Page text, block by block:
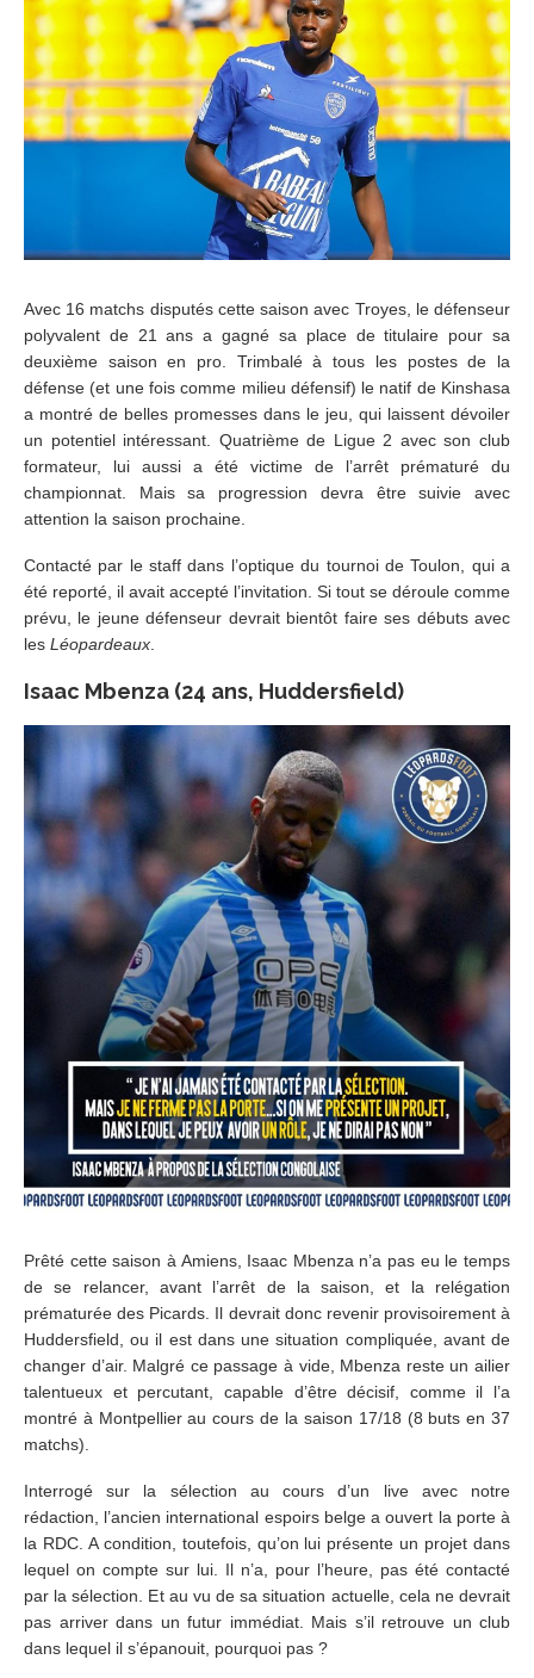
Avec 16 matchs disputés cette saison avec Troyes, le défenseur
polyvalent de 21 ans a gagné sa place de titulaire pour sa
deuxième saison en pro. Trimbalé à tous les postes de la
défense (et une fois comme milieu défensif) le natif de Kinshasa
a montré de belles promesses dans le jeu, qui laissent dévoiler
un potentiel intéressant. Quatrième de Ligue 2 avec son club
formateur, lui aussi a été victime de l’arrêt prématuré du
championnat. Mais sa progression devra être suivie avec
attention la saison prochaine.
Contacté par le staff dans l’optique du tournoi de Toulon, qui a
été reporté, il avait accepté l’invitation. Si tout se déroule comme
prévu, le jeune défenseur devrait bientôt faire ses débuts avec
les Léopardeaux
Isaac Mbenza (24 ans, Huddersfield)
Prêté cette saison à Amiens, Isaac Mbenza n’a pas eu le temps
de se relancer, avant l’arrêt de la saison, et la relégation
prématurée des Picards. Il devrait donc revenir provisoirement à
Huddersfield, ou il est dans une situation compliquée, avant de
changer d’air. Malgré ce passage à vide, Mbenza reste un ailier
talentueux et percutant, capable d’être décisif, comme il l’a
montré à Montpellier au cours de la saison 17/18 (8 buts en 37
matchs).
Interrogé sur la sélection au cours d’un live avec notre
rédaction, l’ancien international espoirs belge a ouvert la porte à
la RDC. A condition, toutefois, qu’on lui présente un projet dans
lequel on compte sur lui. Il n’a, pour l’heure, pas été contacté
par la sélection. Et au vu de sa situation actuelle, cela ne devrait
pas arriver dans un futur immédiat. Mais s’il retrouve un club
dans lequel il s’épanouit, pourquoi pas ?